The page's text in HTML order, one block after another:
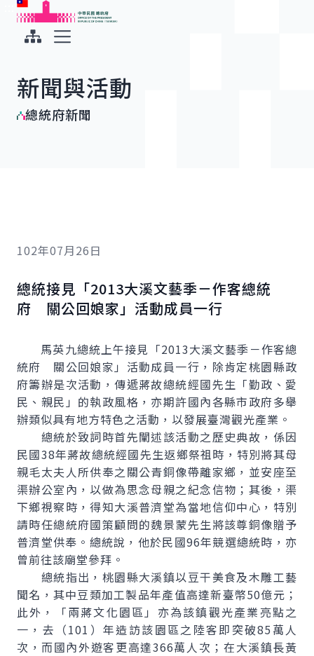
跳到主要內容
中華民國總統府
新聞與活動
總統府新聞
102年07月26日
總統接見「2013大溪文藝季－作客總統
府 關公回娘家」活動成員一行
馬英九總統上午接見「2013大溪文藝季－作客總
統府 關公回娘家」活動成員一行，除肯定桃園縣政
府籌辦是次活動，傳遞蔣故總統經國先生「勤政、愛
民、親民」的執政風格，亦期許國內各縣市政府多舉
辦類似具有地方特色之活動，以發展臺灣觀光產業。
總統於致詞時首先闡述該活動之歷史典故，係因
民國38年蔣故總統經國先生返鄉祭祖時，特別將其母
親毛太夫人所供奉之關公青銅像帶離家鄉，並安座至
渠辦公室內，以做為思念母親之紀念信物；其後，渠
下鄉視察時，得知大溪普濟堂為當地信仰中心，特別
請時任總統府國策顧問的魏景蒙先生將該尊銅像贈予
普濟堂供奉。總統說，他於民國96年競選總統時，亦
曾前往該廟堂參拜。
總統指出，桃園縣大溪鎮以豆干美食及木雕工藝
聞名，其中豆類加工製品年產值高達新臺幣50億元；
此外，「兩蔣文化園區」亦為該鎮觀光產業亮點之
一，去（101）年造訪該園區之陸客即突破85萬人
次，而國內外遊客更高達366萬人次；在大溪鎮長黃